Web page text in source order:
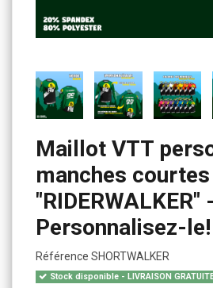
Maillot VTT
manches courtes
"RIDERWALKER" -
Personnalisez-le!
Référence SHORTWALKER
Stock disponible - LIVRAISON